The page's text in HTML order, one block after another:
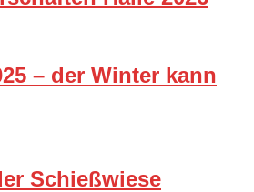
– der Winter kann
Schießwiese